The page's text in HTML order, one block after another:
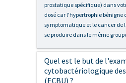
prostatique spécifique) dans
dosé car l’hypertrophie bénigne
symptomatique et le cancer de
se produire dans le même
Quel est le but de
cytobactériologique
(ECBU) ?